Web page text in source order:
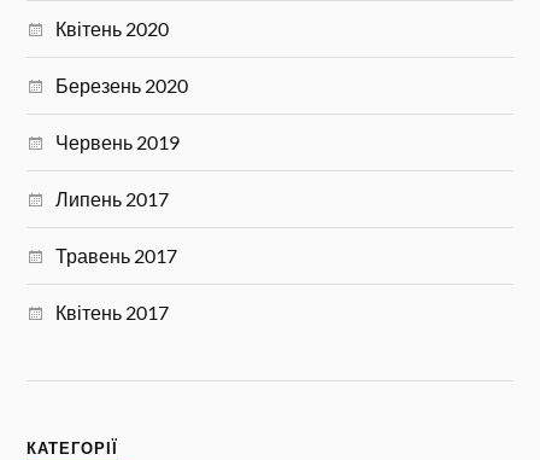
Квітень 2020
Березень 2020
Червень 2019
Липень 2017
Травень 2017
Квітень 2017
КАТЕГОРІЇ